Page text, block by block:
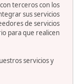
terceros con los
sus servicios
de servicios
para que realicen
servicios y